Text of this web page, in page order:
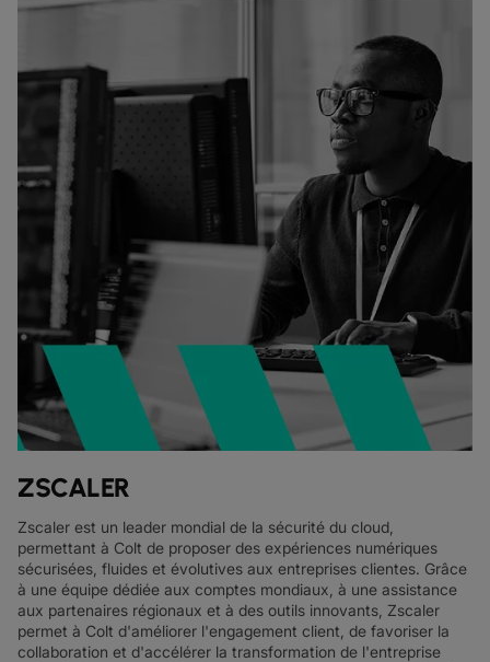
ZSCALER
Zscaler est un leader mondial de la sécurité du cloud,
permettant à Colt de proposer des expériences numériques
sécurisées, fluides et évolutives aux entreprises clientes. Grâce
à une équipe dédiée aux comptes mondiaux, à une assistance
aux partenaires régionaux et à des outils innovants, Zscaler
permet à Colt d'améliorer l'engagement client, de favoriser la
collaboration et d'accélérer la transformation de l'entreprise